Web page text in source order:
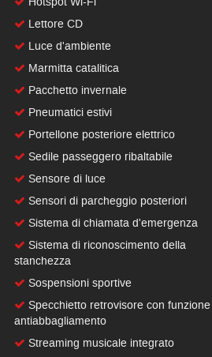
Lettore CD
Luce d'ambiente
Marmitta catalitica
Pacchetto invernale
Pneumatici estivi
Portellone posteriore elettrico
Sedile passeggero ribaltabile
Sensore di luce
Sensori di parcheggio posteriori
Sistema di chiamata d'emergenza
Sistema di riconoscimento della
stanchezza
Sospensioni sportive
Specchietto retrovisore con funzione
antiabbagliamento
Streaming musicale integrato